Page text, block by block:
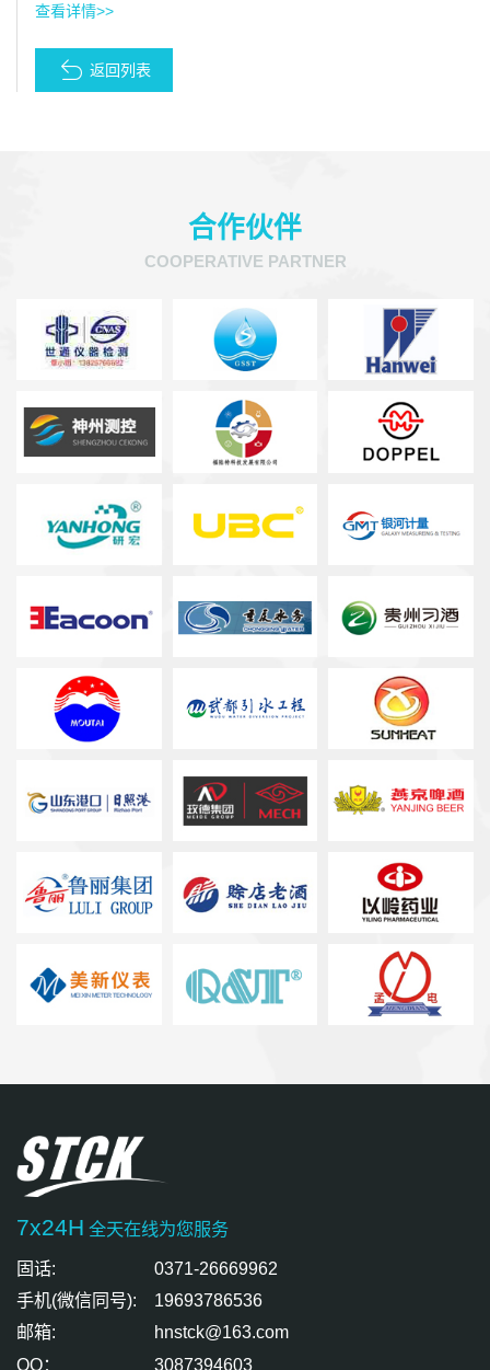
查看详情>>
返回列表
合作伙伴
COOPERATIVE PARTNER
7x24H 全天在线为您服务
固话:
0371-26669962
手机(微信同号):
19693786536
邮箱:
hnstck@163.com
QQ：
3087394603